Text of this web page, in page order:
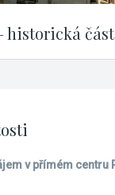
historická část
v přímém centru